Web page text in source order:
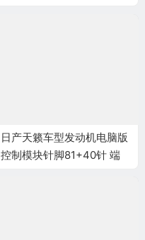
日产天籁车型发动机电脑版
控制模块针脚81+40针 端